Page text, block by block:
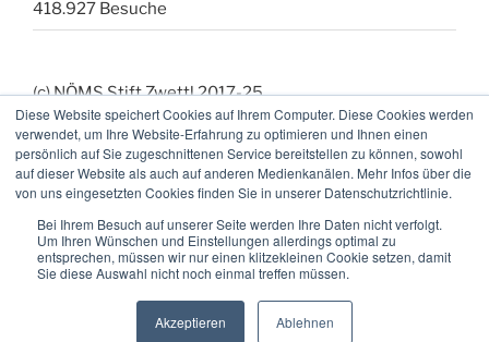
Diese Website speichert Cookies auf Ihrem Computer. Diese Cookies werden
verwendet, um Ihre Website-Erfahrung zu optimieren und Ihnen einen
persönlich auf Sie zugeschnittenen Service bereitstellen zu können, sowohl
auf dieser Website als auch auf anderen Medienkanälen. Mehr Infos über die
von uns eingesetzten Cookies finden Sie in unserer Datenschutzrichtlinie.
Bei Ihrem Besuch auf unserer Seite werden Ihre Daten nicht verfolgt.
Um Ihren Wünschen und Einstellungen allerdings optimal zu
entsprechen, müssen wir nur einen klitzekleinen Cookie setzen, damit
Sie diese Auswahl nicht noch einmal treffen müssen.
Akzeptieren Ablehnen
418.927 Besuche
(c) NÖMS Stift Zwettl 2017-25
(_:_) Webmaster: KK
FacebookInstagram
E-